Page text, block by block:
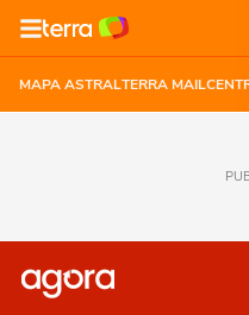
MAPA ASTRALTERRA MAIL